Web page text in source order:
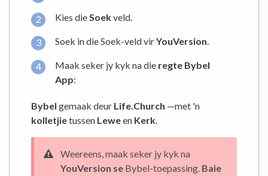
Kies dieSoekveld.
Soek in die Soek-veld virYouVersion.
Maak seker jy kyk na die regte Bybel
App:
Bybel gemaak deur Life.Church —met 'n
kolletjietussen Leween Kerk.
Weereens, maak seker jy kyk na
YouVersion se Bybel-toepassing. Baie